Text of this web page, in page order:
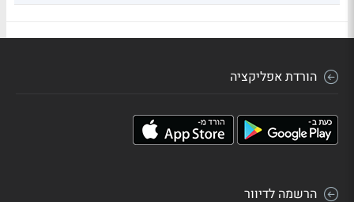
הורדת אפליקציה
הרשמה לדיוור